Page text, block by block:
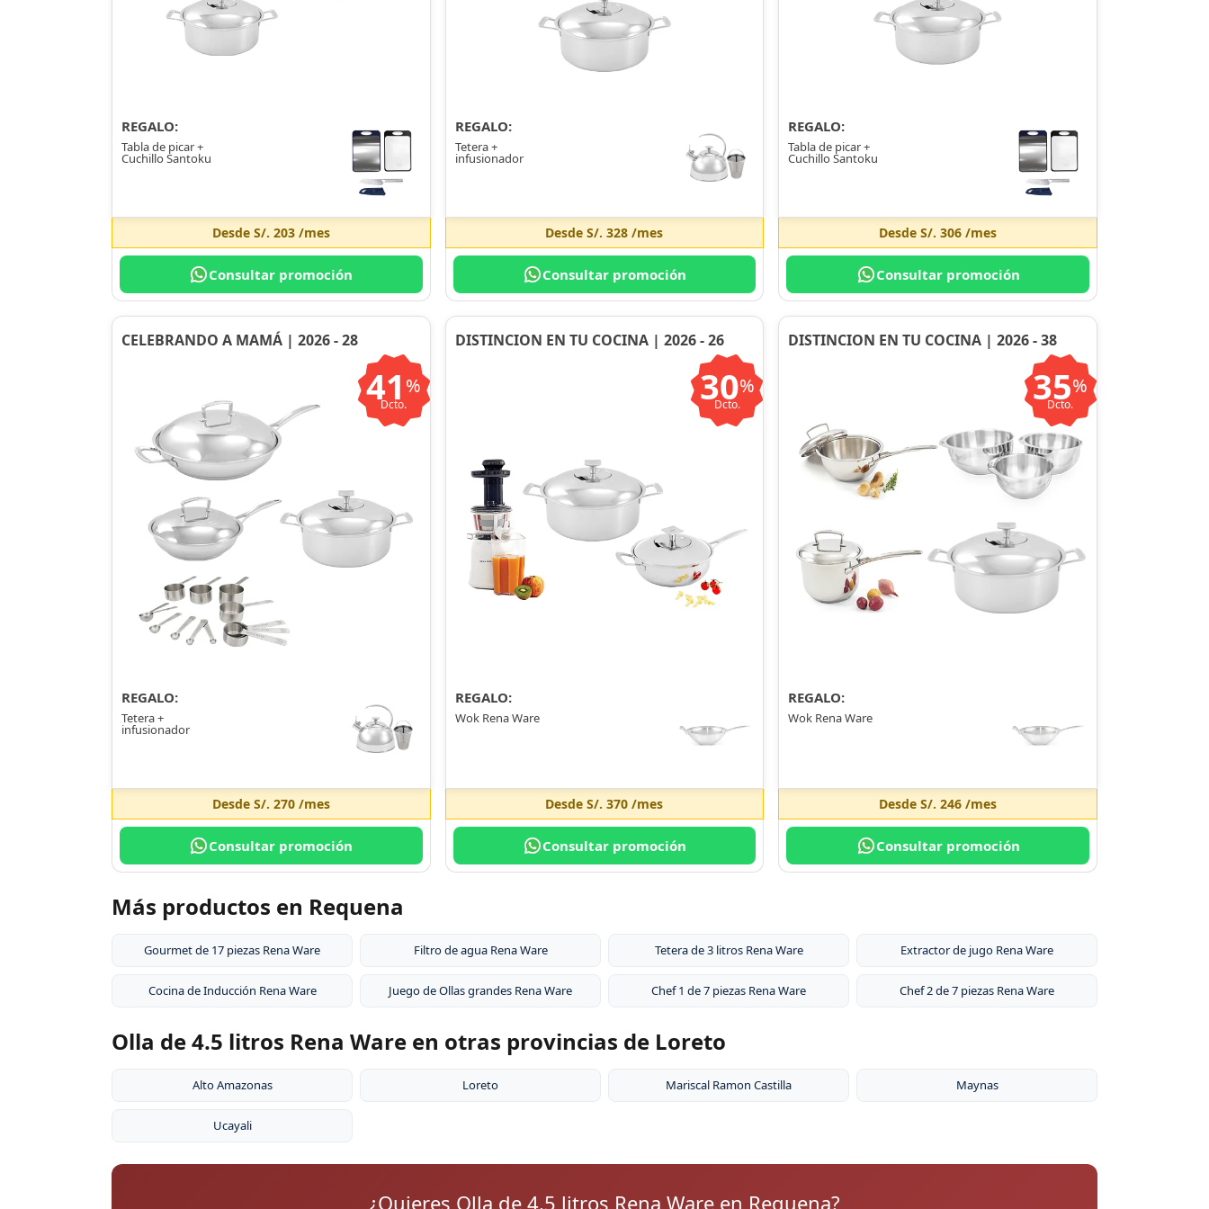
REGALO:
Tabla de picar +
Cuchillo Santoku
Desde S/. 203/mes
Consultar promoción
REGALO:
Tetera +
infusionador
DesdeS/. 328 /mes
Consultar promoción
REGALO:
Tabla de picar +
Cuchillo Santoku
DesdeS/. 306 /mes
Consultar promoción
CELEBRANDO A MAMÁ | 2026 - 28
41 %
Dcto.
REGALO:
Tetera +
infusionador
Desde S/. 270/mes
Consultar promoción
DISTINCION EN TU COCINA | 2026 - 26
30%
Dcto.
REGALO:
Wok Rena Ware
DesdeS/. 370 /mes
Consultar promoción
DISTINCION EN TU COCINA | 2026 - 38
35%
Dcto.
REGALO:
Wok Rena Ware
DesdeS/. 246 /mes
Consultar promoción
Más productos en Requena
Gourmet de 17 piezas Rena Ware Filtro de agua Rena Ware Tetera de 3 litros Rena Ware Extractor de jugo Rena Ware
Cocina de Inducción Rena Ware Juego de Ollas grandes Rena Ware Chef 1 de 7 piezas Rena Ware Chef 2 de 7 piezas Rena Ware
Olla de 4.5 litros Rena Ware en otras provincias de Loreto
Alto Amazonas Loreto Mariscal Ramon Castilla Maynas
Ucayali
¿Quieres Olla de 4.5 litros Rena Ware en Requena?